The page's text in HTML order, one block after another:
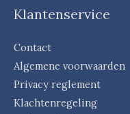
Klantenservice
Contact
Algemene voorwaarden
Privacy reglement
Klachtenregeling